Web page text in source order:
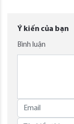
Ý kiến của bạn
Bình luận